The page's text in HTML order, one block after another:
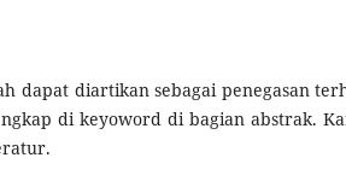
dapat diartikan sebagai penegasan
di keyoword di bagian abstrak.